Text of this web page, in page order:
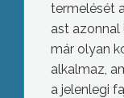
termelését
ast azonnal
már olyan
alkalmaz,
a jelenlegi